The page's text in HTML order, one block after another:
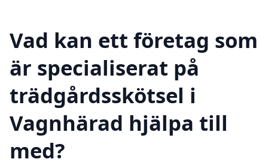
Vad kan ett företag som
är specialiserat på
trädgårdsskötsel i
Vagnhärad hjälpa till
med?